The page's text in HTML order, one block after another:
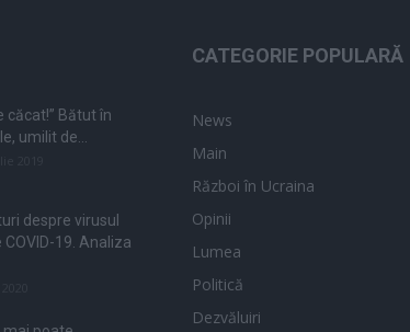
căcat!” Bătut în
umilit de...
despre virusul
19. Analiza
CATEGORIE POPULARĂ
News
Main
Război în Ucraina
Opinii
Lumea
Politică
Dezvăluiri